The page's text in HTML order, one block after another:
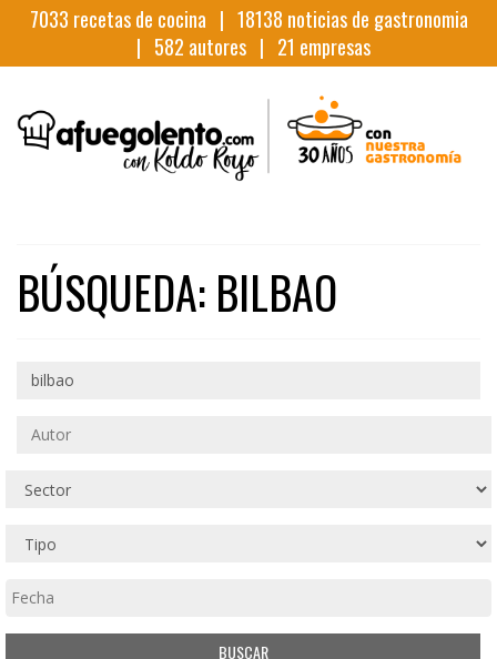
7033 recetas de cocina | 18138 noticias de gastronomia
| 582 autores | 21 empresas
BÚSQUEDA: BILBAO